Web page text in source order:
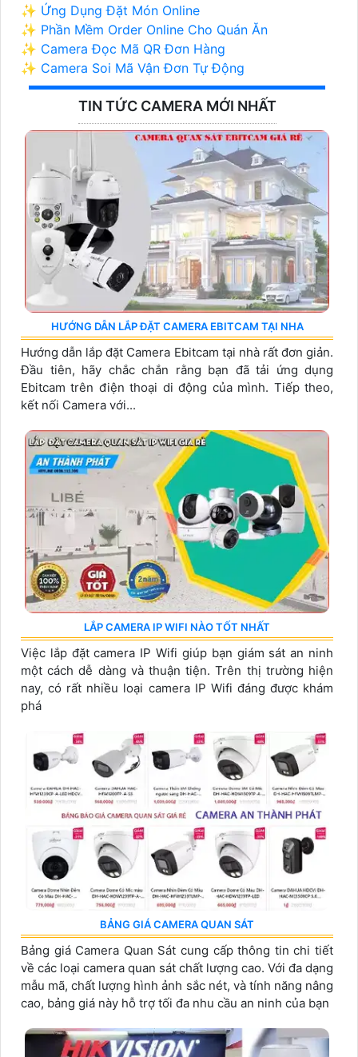
✨ Ứng Dụng Đặt Món Online
✨ Phần Mềm Order Online Cho Quán Ăn
✨ Camera Đọc Mã QR Đơn Hàng
✨ Camera Soi Mã Vận Đơn Tự Động
TIN TỨC CAMERA MỚI NHẤT
HƯỚNG DẪN LẮP ĐẶT CAMERA EBITCAM TẠI NHA
Hướng dẫn lắp đặt Camera Ebitcam tại nhà rất đơn giản.
Đầu tiên, hãy chắc chắn rằng bạn đã tải ứng dụng
Ebitcam trên điện thoại di động của mình. Tiếp theo,
kết nối Camera với...
LẮP CAMERA IP WIFI NÀO TỐT NHẤT
Việc lắp đặt camera IP Wifi giúp bạn giám sát an ninh
một cách dễ dàng và thuận tiện. Trên thị trường hiện
nay, có rất nhiều loại camera IP Wifi đáng được khám
phá
BẢNG GIÁ CAMERA QUAN SÁT
Bảng giá Camera Quan Sát cung cấp thông tin chi tiết
về các loại camera quan sát chất lượng cao. Với đa dạng
mẫu mã, chất lượng hình ảnh sắc nét, và tính năng nâng
cao, bảng giá này hỗ trợ tối đa nhu cầu an ninh của bạn